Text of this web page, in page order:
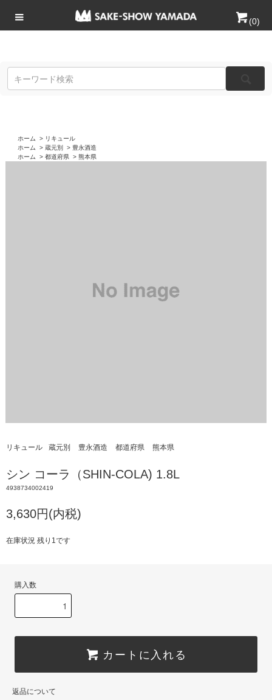
(0)
ホーム > リキュール
ホーム
> 蔵元別 > 豊永酒造
ホーム
> 都道府県 > 熊本県
リキュール 蔵元別 豊永酒造 都道府県 熊本県
シン コーラ（SHIN-COLA) 1.8L
4938734002419
3,630円(内税)
在庫状況 残り1です
購入数
カートに入れる
返品について